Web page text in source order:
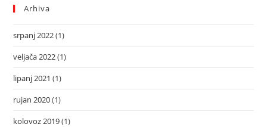
Arhiva
srpanj 2022(1)
veljača 2022(1)
lipanj 2021 (1)
rujan 2020(1)
kolovoz 2019(1)